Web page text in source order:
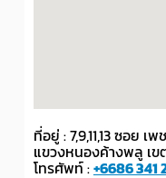
ที่อยู่ : 7,9,11,13 ซอย
แขวงหนองค้างพลู เ
โทรศัพท์ :+6686 341